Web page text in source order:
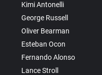
Kimi Antonelli
George Russell
Oliver Bearman
Esteban Ocon
Fernando Alonso
Lance Stroll